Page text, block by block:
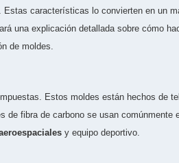
características lo convierten en un
una explicación detallada sobre cómo
de moldes.
Estos moldes están hechos de
fibra de carbono se usan comúnmente
y equipo deportivo.